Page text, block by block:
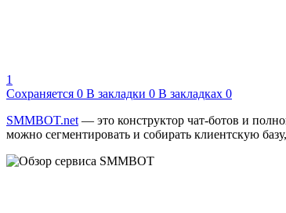
1
Сохраняется 0 В закладки 0 В закладках 0
SMMBOT.net — это конструктор чат-ботов и
можно сегментировать и собирать клиентскую